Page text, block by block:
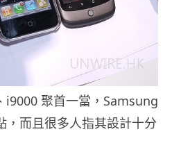
聚首一當，Samsung
，而且很多人指其設計十分